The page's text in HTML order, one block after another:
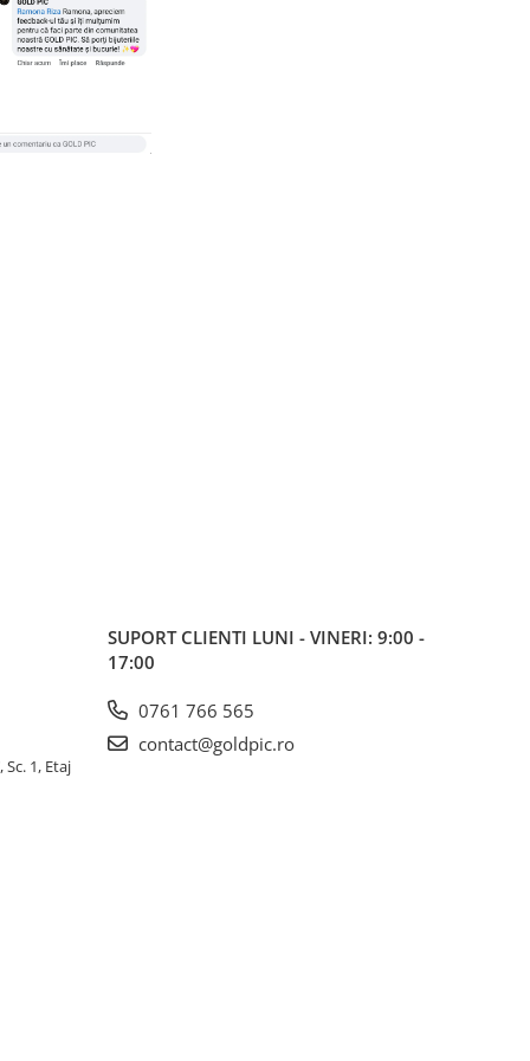
1, Etaj
SUPORT CLIENTI LUNI - VINERI: 9:00 -
17:00
0761 766 565
contact@goldpic.ro